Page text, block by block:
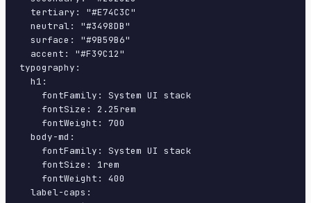
  tertiary: "#E74C3C"
  neutral: "#3498DB"
  surface: "#9B59B6"
  accent: "#F39C12"
typography:
  h1:
    fontFamily: System UI stack
    fontSize: 2.25rem
    fontWeight: 700
  body-md:
    fontFamily: System UI stack
    fontSize: 1rem
    fontWeight: 400
  label-caps: